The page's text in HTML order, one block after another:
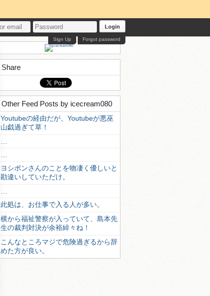
Login
Forgot password
Sign Up
Share
Other Feed Posts by icecream080
Youtubeの経由だが、Youtubeが悪巫
山戯過ぎて草！
ヨシポンさんのことを物凄く優しいと
勘違いしていただけ。
此処は、お仕事で入る人が多い。
横から福祉警察が入っていて、島本先
生の裁判対決が余裕綽々ね！
こんなところマジで危険過ぎるから辞
めた方が良い。